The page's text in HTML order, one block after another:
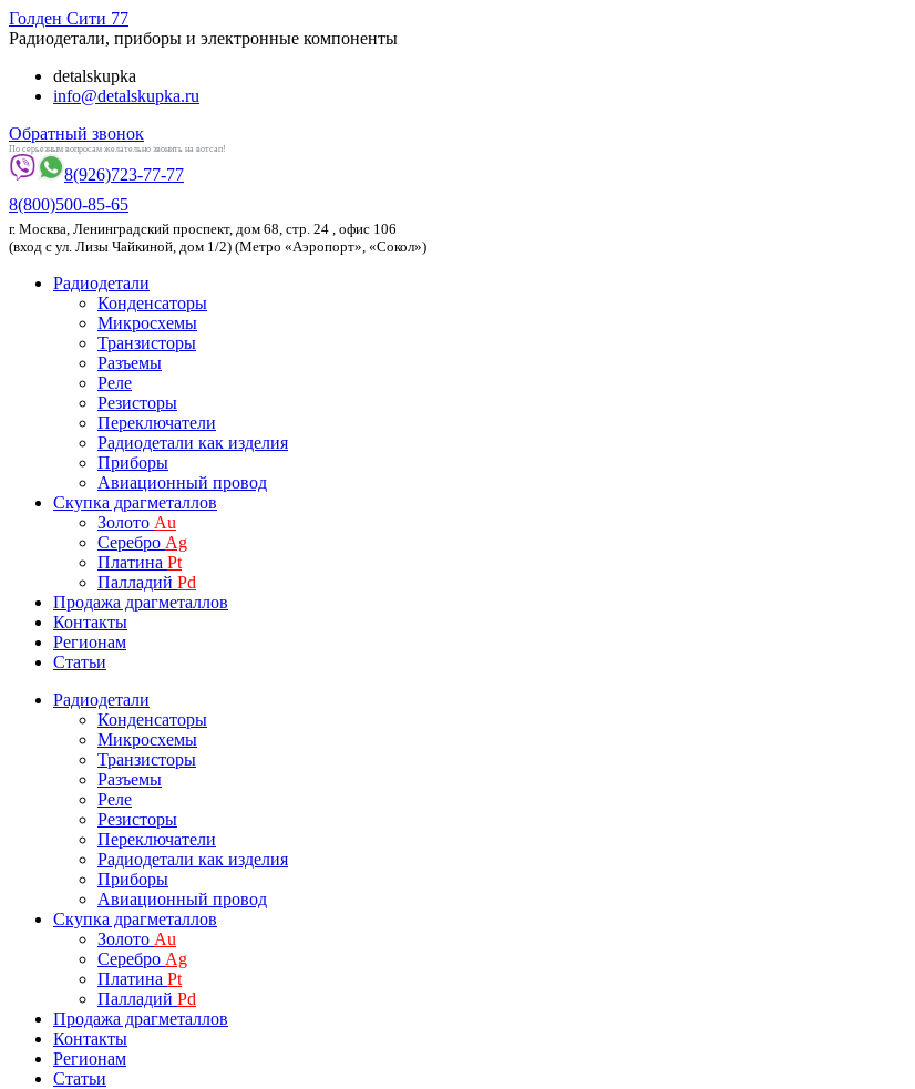
Голден Сити 77
Радиодетали, приборы и электронные компоненты
detalskupka
info@detalskupka.ru
Обратный звонок
По серьезным вопросам желательно звонить на вотсап!
8(926)723-77-77
8(800)500-85-65
г. Москва, Ленинградский проспект, дом 68, стр. 24 , офис 106
(вход с ул. Лизы Чайкиной, дом 1/2) (Метро «Аэропорт», «Сокол»)
Радиодетали
Конденсаторы
Микросхемы
Транзисторы
Разъемы
Реле
Резисторы
Переключатели
Радиодетали как изделия
Приборы
Авиационный провод
Скупка драгметаллов
Золото Au
Серебро Ag
Платина Pt
Палладий Pd
Продажа драгметаллов
Контакты
Регионам
Статьи
Радиодетали
Конденсаторы
Микросхемы
Транзисторы
Разъемы
Реле
Резисторы
Переключатели
Радиодетали как изделия
Приборы
Авиационный провод
Скупка драгметаллов
Золото Au
Серебро Ag
Платина Pt
Палладий Pd
Продажа драгметаллов
Контакты
Регионам
Статьи